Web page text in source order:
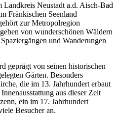
Landkreis Neustadt a.d. Aisch-Bad
Fränkischen Seenland
zur Metropolregion
von wunderschönen Wäldern
und Wanderungen
geprägt von seinen historischen
Gärten. Besonders
die im 13. Jahrhundert erbaut
aus dieser Zeit
ein im 17. Jahrhundert
Besucher an.